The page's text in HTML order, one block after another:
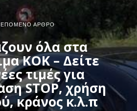
ΕΠΌΜΕΝΟ ΆΡΘΡΟ
όλα στα
ΚΟΚ – Δείτε
τιμές για
STOP, χρήση
κράνος κ.λ.π